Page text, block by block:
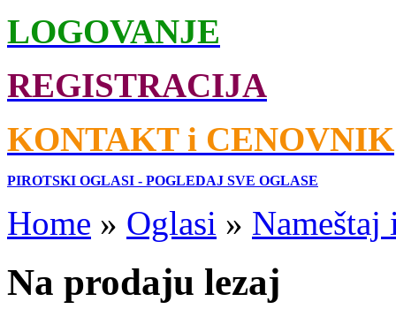
LOGOVANJE
REGISTRACIJA
KONTAKT i CENOVNIK
PIROTSKI OGLASI - POGLEDAJ SVE OGLASE
Home » Oglasi » Nameštaj
Na prodaju lezaj